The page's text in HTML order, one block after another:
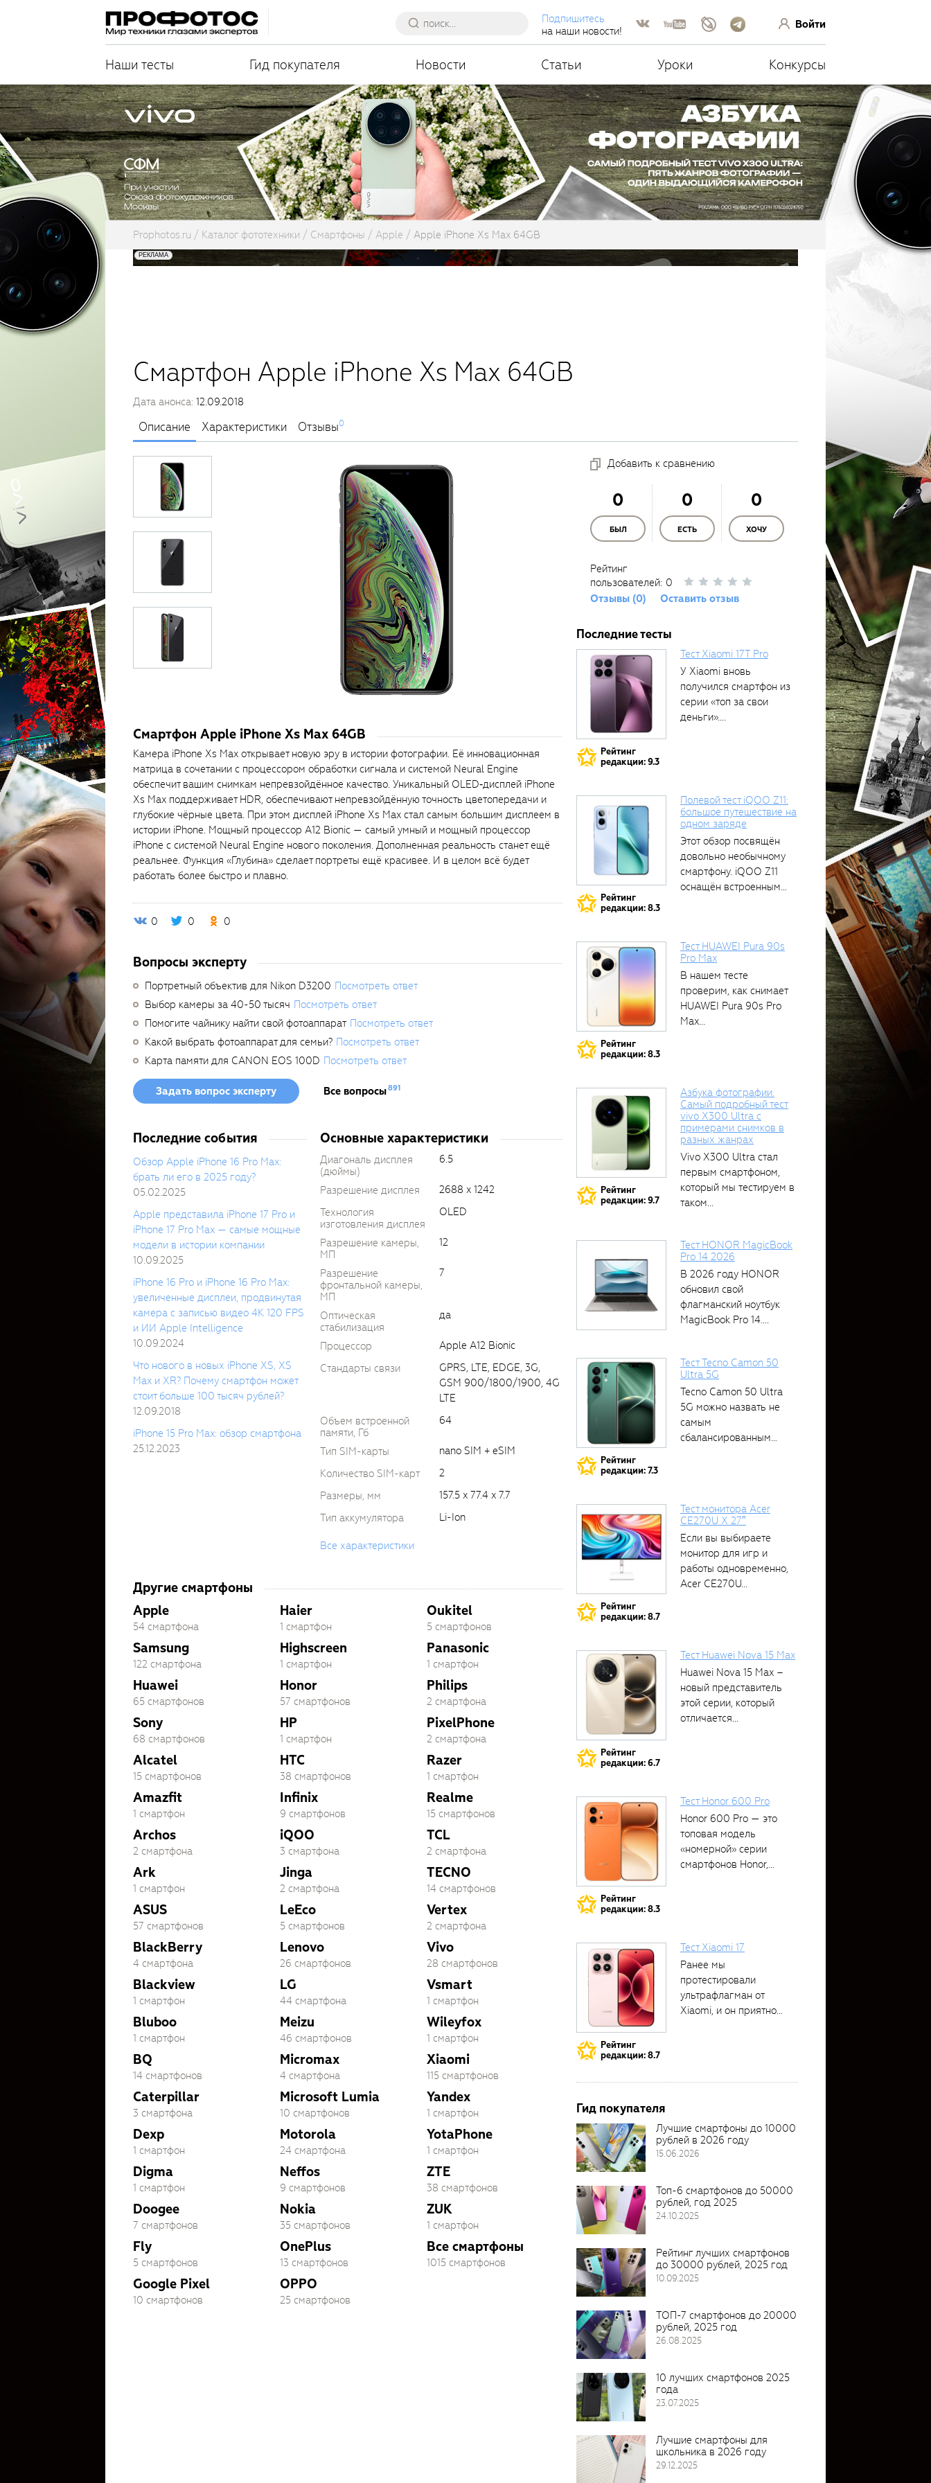
Подпишитесь
на наши новости!
Войти
Наши тесты Гид покупателя Новости Статьи Уроки Конкурсы
Prophotos.ru Каталог фототехники Смартфоны Apple Apple iPhone Xs Max 64GB
Смартфон Apple iPhone Xs Max 64GB
Дата анонса: 12.09.2018
Описание Характеристики Отзывы0
Смартфон Apple iPhone Xs Max 64GB
Камера iPhone Xs Max открывает новую эру в истории фотографии. Её инновационная
матрица в сочетании с процессором обработки сигнала и системой Neural Engine
обеспечит вашим снимкам непревзойдённое качество. Уникальный OLED‑дисплей iPhone
Xs Max поддерживает HDR, обеспечивают непревзойдённую точность цветопередачи и
глубокие чёрные цвета. При этом дисплей iPhone Xs Max стал самым большим дисплеем в
истории iPhone. Мощный процессор A12 Bionic — самый умный и мощный процессор
iPhone с системой Neural Engine нового поколения. Дополненная реальность станет ещё
реальнее. Функция «Глубина» сделает портреты ещё красивее. И в целом всё будет
работать более быстро и плавно.
0 0 0
Вопросы эксперту
Портретный объектив для Nikon D3200 Посмотреть ответ
Выбор камеры за 40-50 тысяч Посмотреть ответ
Помогите чайнику найти свой фотоаппарат Посмотреть ответ
Какой выбрать фотоаппарат для семьи? Посмотреть ответ
Карта памяти для CANON EOS 100D Посмотреть ответ
Задать вопрос эксперту Все вопросы891
Последние события
Обзор Apple iPhone 16 Pro Max:
брать ли его в 2025 году?
05.02.2025
Apple представила iPhone 17 Pro и
iPhone 17 Pro Max — самые мощные
модели в истории компании
10.09.2025
iPhone 16 Pro и iPhone 16 Pro Max:
увеличенные дисплеи, продвинутая
камера с записью видео 4K 120 FPS
и ИИ Apple Intelligence
10.09.2024
Что нового в новых iPhone XS, XS
Max и XR? Почему смартфон может
стоит больше 100 тысяч рублей?
12.09.2018
iPhone 15 Pro Max: обзор смартфона
25.12.2023
Основные характеристики
Диагональ дисплея
(дюймы)
6.5
Разрешение дисплея
2688 x 1242
Технология
изготовления дисплея
OLED
Разрешение камеры,
МП
12
Разрешение
фронтальной камеры,
МП
7
Оптическая
стабилизация
да
Процессор
Apple A12 Bionic
Стандарты связи
GPRS, LTE, EDGE, 3G,
GSM 900/1800/1900, 4G
LTE
Объем встроенной
памяти, Гб
64
Тип SIM-карты
nano SIM + eSIM
Количество SIM-карт
2
Размеры, мм
157.5 x 77.4 x 7.7
Тип аккумулятора
Li-Ion
Все характеристики
Другие смартфоны
Apple
54 смартфона
Samsung
122 смартфона
Huawei
65 смартфонов
Sony
68 смартфонов
Alcatel
15 смартфонов
Amazfit
1 смартфон
Archos
2 смартфона
Ark
1 смартфон
ASUS
57 смартфонов
BlackBerry
4 смартфона
Blackview
1 смартфон
Bluboo
1 смартфон
BQ
14 смартфонов
Caterpillar
3 смартфона
Dexp
1 смартфон
Digma
1 смартфон
Doogee
7 смартфонов
Fly
5 смартфонов
Google Pixel
10 смартфонов
Haier
1 смартфон
Highscreen
1 смартфон
Honor
57 смартфонов
HP
1 смартфон
HTC
38 смартфонов
Infinix
9 смартфонов
iQOO
3 смартфона
Jinga
2 смартфона
LeEco
5 смартфонов
Lenovo
26 смартфонов
LG
44 смартфона
Meizu
46 смартфонов
Micromax
4 смартфона
Microsoft Lumia
10 смартфонов
Motorola
24 смартфона
Neffos
9 смартфонов
Nokia
35 смартфонов
OnePlus
13 смартфонов
OPPO
25 смартфонов
Oukitel
5 смартфонов
Panasonic
1 смартфон
Philips
2 смартфона
PixelPhone
2 смартфона
Razer
1 смартфон
Realme
15 смартфонов
TCL
2 смартфона
TECNO
14 смартфонов
Vertex
2 смартфона
Vivo
28 смартфонов
Vsmart
1 смартфон
Wileyfox
1 смартфон
Xiaomi
115 смартфонов
Yandex
1 смартфон
YotaPhone
1 смартфон
ZTE
38 смартфонов
ZUK
1 смартфон
Все смартфоны
1015 смартфонов
Добавить к сравнению
0
БЫЛ
0
ЕСТЬ
0
ХОЧУ
Рейтинг
пользователей: 0
Отзывы (0)
Оставить отзыв
Последние тесты
Рейтинг
редакции: 9.3
Тест Xiaomi 17T Pro
У Xiaomi вновь
получился смартфон из
серии «топ за свои
деньги»....
Рейтинг
редакции: 8.3
Полевой тест iQOO Z11:
большое путешествие на
одном заряде
Этот обзор посвящён
довольно необычному
смартфону. iQOO Z11
оснащён встроенным
Рейтинг
редакции: 8.3
Тест HUAWEI Pura 90s
Pro Max
В нашем тесте
проверим, как снимает
HUAWEI Pura 90s Pro
Max...
Рейтинг
редакции: 9.7
Азбука фотографии.
Самый подробный тест
vivo X300 Ultra с
примерами снимков в
разных жанрах
Vivo X300 Ultra стал
первым смартфоном,
который мы тестируем в
таком...
Тест HONOR MagicBook
Pro 14 2026
В 2026 году HONOR
обновил свой
флагманский ноутбук
MagicBook Pro 14....
Рейтинг
редакции: 7.3
Тест Tecno Camon 50
Ultra 5G
Tecno Camon 50 Ultra
5G можно назвать не
самым
сбалансированным
Рейтинг
редакции: 8.7
Тест монитора Acer
CE270U X 27″
Если вы выбираете
монитор для игр и
работы одновременно,
Acer CE270U...
Рейтинг
редакции: 6.7
Тест Huawei Nova 15 Max
Huawei Nova 15 Max –
новый представитель
этой серии, который
отличается...
Рейтинг
редакции: 8.3
Тест Honor 600 Pro
Honor 600 Pro — это
топовая модель
«номерной» серии
смартфонов Honor,...
Рейтинг
редакции: 8.7
Тест Xiaomi 17
Ранее мы
протестировали
ультрафлагман от
Xiaomi, и он приятно
Гид покупателя
Лучшие смартфоны до 10000
рублей в 2026 году
15.06.2026
Топ-6 смартфонов до 50000
рублей, год 2025
24.10.2025
Рейтинг лучших смартфонов
до 30000 рублей, 2025 год
10.09.2025
ТОП-7 смартфонов до 20000
рублей, 2025 год
26.08.2025
10 лучших смартфонов 2025
года
23.07.2025
Лучшие смартфоны для
школьника в 2026 году
29.12.2025